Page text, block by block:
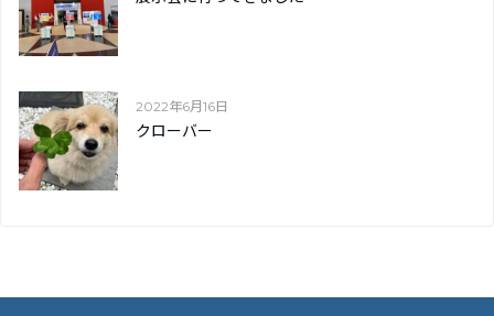
2022年6月16日
クローバー